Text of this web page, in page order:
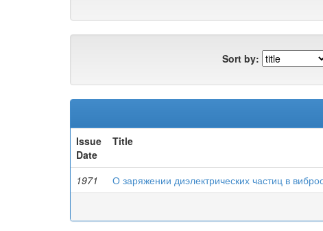
Sort by:
Issue
Date
Title
1971 О заряжении диэлектрических частиц в